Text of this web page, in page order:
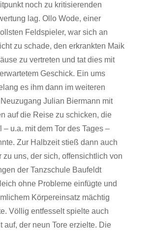
noch zu kritisierenden
lag. Ollo Wode, einer
Feldspieler, war sich an
zu schade, den erkrankten Maik
zu vertreten und tat dies mit
Geschick. Ein ums
es ihm dann im weiteren
Julian Biermann mit
auf die Reise zu schicken, die
– u.a. mit dem Tor des Tages –
Zur Halbzeit stieß dann auch
zu uns, der sich, offensichtlich von
der Tanzschule Baufeldt
ohne Probleme einfügte und
Körpereinsatz mächtig
Völlig entfesselt spielte auch
auf, der neun Tore erzielte. Die